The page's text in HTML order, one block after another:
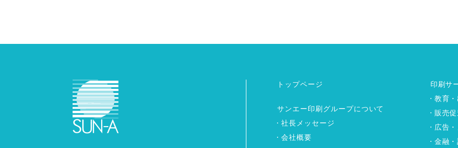
トップページ
サンエー印刷グループについて
社長メッセージ
会社概要
印刷サ
教育
販売
広告
金融